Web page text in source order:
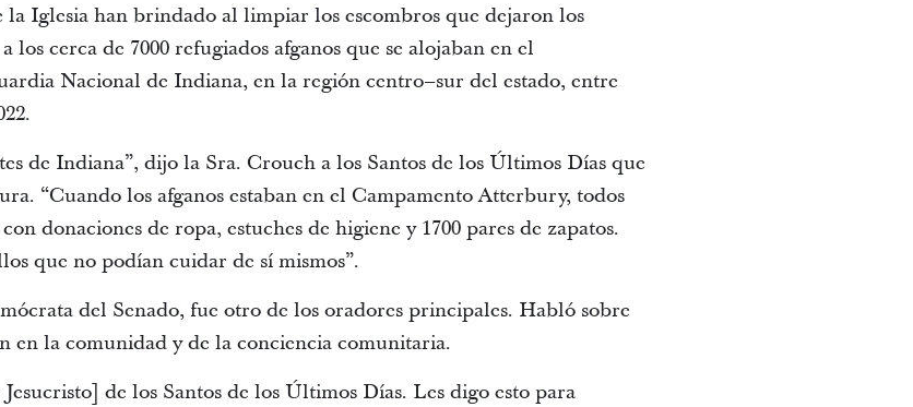
Iglesia han brindado al limpiar los escombros que dejaron los
cerca de 7000 refugiados afganos que se alojaban en el
Nacional de Indiana, en la región centro–sur del estado, entre
de Indiana”, dijo la Sra. Crouch a los Santos de los Últimos Días que
“Cuando los afganos estaban en el Campamento Atterbury, todos
donaciones de ropa, estuches de higiene y 1700 pares de zapatos.
que no podían cuidar de sí mismos”.
del Senado, fue otro de los oradores principales. Habló sobre
en la comunidad y de la conciencia comunitaria.
de los Santos de los Últimos Días. Les digo esto para